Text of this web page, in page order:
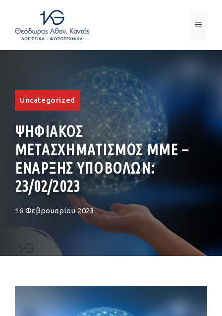
περιεχόμενο
Uncategorized
ΨΗΦΙΑΚΟΣ
ΜΕΤΑΣΧΗΜΑΤΙΣΜΟΣ ΜΜΕ –
ΕΝΑΡΞΗΣ ΥΠΟΒΟΛΩΝ:
23/02/2023
16 Φεβρουαρίου 2023